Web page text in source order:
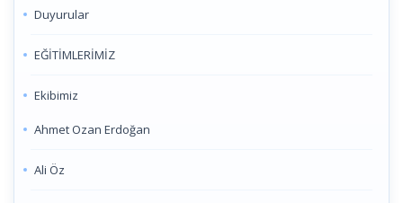
Duyurular
EĞİTİMLERİMİZ
Ekibimiz
Ahmet Ozan Erdoğan
Ali Öz